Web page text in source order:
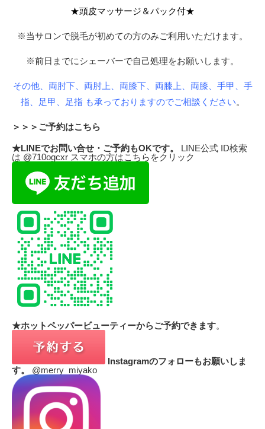
★頭皮マッサージ＆パック付★
※当サロンで脱毛が初めての方のみご利用いただけます。
※前日までにシェーバーで自己処理をお願いします。
その他、両肘下、両肘上、両膝下、両膝上、両膝、手甲、手
指、足甲、足指 も承っておりますのでご相談ください。
＞＞＞ご予約はこちら
★LINEでお問い合せ・ご予約もOKです。
LINE公式 ID検索
は @710ogcxr スマホの方はこちら をクリック
★ホットペッパービューティーからご予約できます。
Instagramのフォローもお願いしま
す。
@merry_miyako